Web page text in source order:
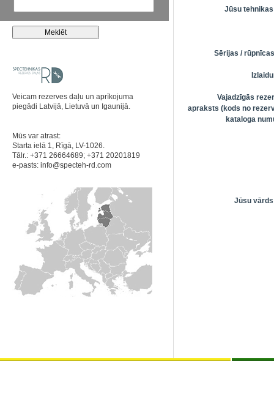
Veicam rezerves daļu un aprīkojuma
piegādi Latvijā, Lietuvā un Igaunijā.
Mūs var atrast:
Starta ielā 1, Rīgā, LV-1026.
Tālr.: +371 26664689; +371 20201819
e-pasts: info@specteh-rd.com
Jūsu
Sērijas /
Vajadzīgās
apraksts (kods no
kataloga
Jūsu